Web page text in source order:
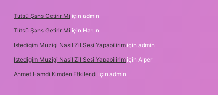
Tütsü Şans Getirir Mi için admin
Tütsü Şans Getirir Mi için Harun
Istedigim Muzigi Nasil Zil Sesi Yapabilirim için admin
Istedigim Muzigi Nasil Zil Sesi Yapabilirim için Alper
Ahmet Hamdi Kimden Etkilendi için admin